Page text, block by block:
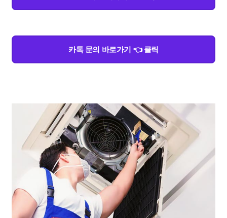
카톡 문의 바로가기 👈 클릭